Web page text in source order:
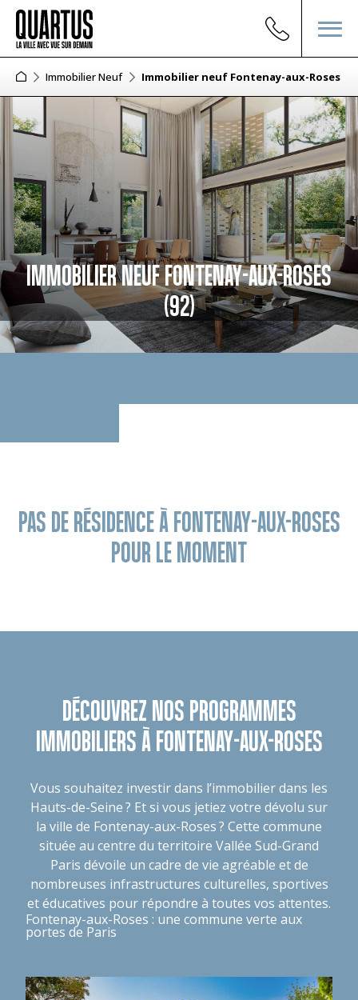
Immobilier Neuf Immobilier neuf Fontenay-aux-Roses
IMMOBILIER NEUF FONTENAY-AUX-ROSES
(92)
PAS DE RÉSIDENCE À FONTENAY-AUX-ROSES
POUR LE MOMENT
DÉCOUVREZ NOS PROGRAMMES
IMMOBILIERS À FONTENAY-AUX-ROSES
Vous souhaitez investir dans l’immobilier dans les
Hauts-de-Seine ? Et si vous jetiez votre dévolu sur
la ville de Fontenay-aux-Roses ? Cette commune
située au centre du territoire Vallée Sud-Grand
Paris dévoile un cadre de vie agréable et de
nombreuses infrastructures culturelles, sportives
et éducatives pour répondre à toutes vos attentes.
Fontenay-aux-Roses : une commune verte aux
portes de Paris